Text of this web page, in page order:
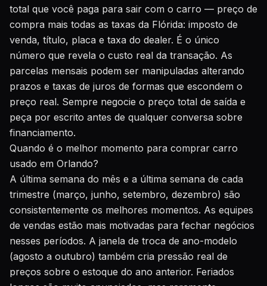
total que você paga para sair com o carro — preço de
compra mais todas as taxas da Flórida: imposto de
venda, título, placa e taxa do dealer. É o único
número que revela o custo real da transação. As
parcelas mensais podem ser manipuladas alterando
prazos e taxas de juros de formas que escondem o
preço real. Sempre negocie o preço total de saída e
peça por escrito antes de qualquer conversa sobre
financiamento.
Quando é o melhor momento para comprar carro
usado em Orlando?
A última semana do mês e a última semana de cada
trimestre (março, junho, setembro, dezembro) são
consistentemente os melhores momentos. As equipes
de vendas estão mais motivadas para fechar negócios
nesses períodos. A janela de troca de ano-modelo
(agosto a outubro) também cria pressão real de
preços sobre o estoque do ano anterior. Feriados